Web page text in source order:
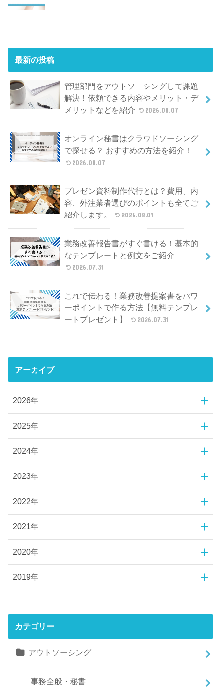
最新の投稿
管理部門をアウトソーシングして課題
解決！依頼できる内容やメリット・デ
メリットなどを紹介
2026.08.07
オンライン秘書はクラウドソーシング
で探せる？ おすすめの方法を紹介！
2026.08.07
プレゼン資料制作代行とは？費用、内
容、外注業者選びのポイントも全てご
紹介します。
2026.08.01
業務改善報告書がすぐ書ける！基本的
なテンプレートと例文をご紹介
2026.07.31
これで伝わる！業務改善提案書をパワ
ーポイントで作る方法【無料テンプレ
ートプレゼント】
2026.07.31
アーカイブ
2026年
2025年
2024年
2023年
2022年
2021年
2020年
2019年
カテゴリー
アウトソーシング
事務全般・秘書